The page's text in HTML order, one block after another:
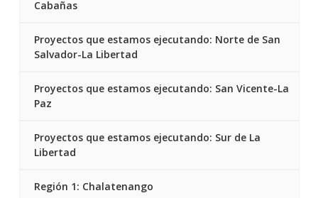
Cabañas
Proyectos que estamos ejecutando: Norte de San
Salvador-La Libertad
Proyectos que estamos ejecutando: San Vicente-La
Paz
Proyectos que estamos ejecutando: Sur de La
Libertad
Región 1: Chalatenango